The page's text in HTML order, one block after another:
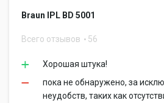
Braun IPL BD 5001
Всего отзывов 56
Хорошая штука!
пока не обнаружено, за
неудобств, таких как